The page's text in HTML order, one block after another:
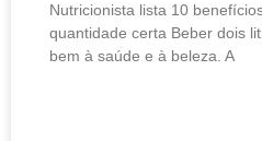
Nutricionista lista 10
quantidade certa Beber dois
bem à saúde e à beleza. A